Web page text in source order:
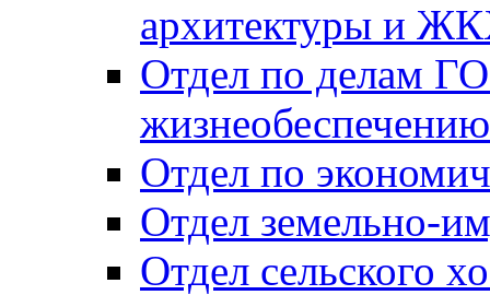
архитектуры и
Отдел по делам
Отдел по
Отдел земельно-
Отдел сельского